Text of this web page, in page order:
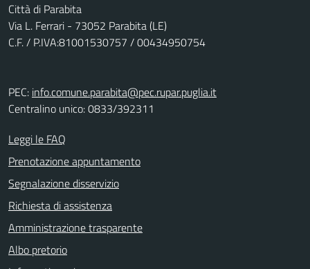
Città di Parabita
Via L. Ferrari - 73052 Parabita (LE)
C.F. / P.IVA:81001530757 / 00434950754
PEC: info.comune.parabita@pec.rupar.puglia.it
Centralino unico: 0833/392311
Leggi le FAQ
Prenotazione appuntamento
Segnalazione disservizio
Richiesta di assistenza
Amministrazione trasparente
Albo pretorio